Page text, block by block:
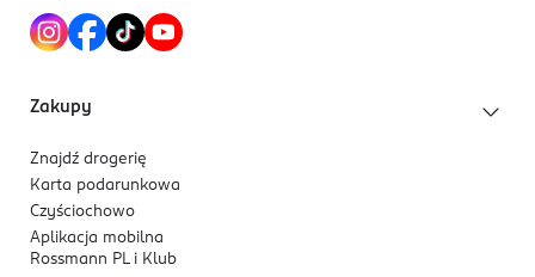
Zakupy
Znajdź drogerię
Karta podarunkowa
Czyściochowo
Aplikacja mobilna
Rossmann PL i Klub